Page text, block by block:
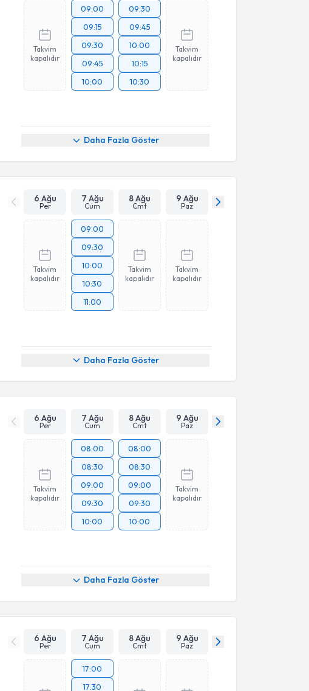
Takvim
kapalıdır
09:00
09:15
09:30
09:45
10:00
09:30
09:45
10:00
10:15
10:30
Takvim
kapalıdır
Daha Fazla Göster
6 Ağu
Per
7 Ağu
Cum
8 Ağu
Cmt
9 Ağu
Paz
Takvim
kapalıdır
09:00
09:30
10:00
10:30
11:00
Takvim
kapalıdır
Takvim
kapalıdır
Daha Fazla Göster
6 Ağu
Per
7 Ağu
Cum
8 Ağu
Cmt
9 Ağu
Paz
Takvim
kapalıdır
08:00
08:30
09:00
09:30
10:00
08:00
08:30
09:00
09:30
10:00
Takvim
kapalıdır
Daha Fazla Göster
6 Ağu
Per
7 Ağu
Cum
8 Ağu
Cmt
9 Ağu
Paz
17:00
17:30